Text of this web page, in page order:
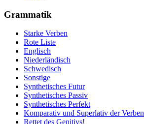
Grammatik
Starke Verben
Rote Liste
Englisch
Niederländisch
Schwedisch
Sonstige
Synthetisches Futur
Synthetisches Passiv
Synthetisches Perfekt
Komparativ und Superlativ der Verben
Rettet des Genitivs!